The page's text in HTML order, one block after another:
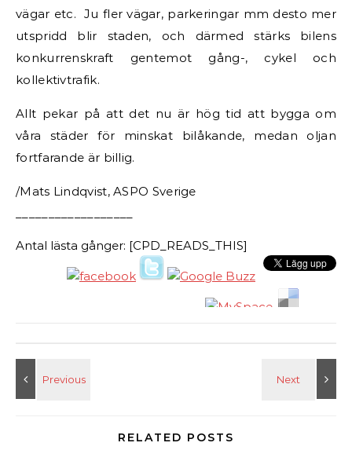
vägar etc. Ju fler vägar, parkeringar mm desto mer
utspridd blir staden, och därmed stärks bilens
konkurrenskraft gentemot gång-, cykel och
kollektivtrafik.
Allt pekar på att det nu är hög tid att bygga om
våra städer för minskat bilåkande, medan oljan
fortfarande är billig.
/Mats Lindqvist, ASPO Sverige
Antal lästa gånger: [CPD_READS_THIS]
RELATED POSTS